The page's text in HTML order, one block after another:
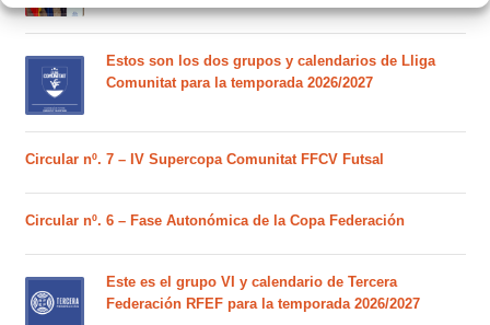
Estos son los dos grupos y calendarios de Lliga
Comunitat para la temporada 2026/2027
Circular nº. 7 – IV Supercopa Comunitat FFCV Futsal
Circular nº. 6 – Fase Autonómica de la Copa Federación
Este es el grupo VI y calendario de Tercera
Federación RFEF para la temporada 2026/2027